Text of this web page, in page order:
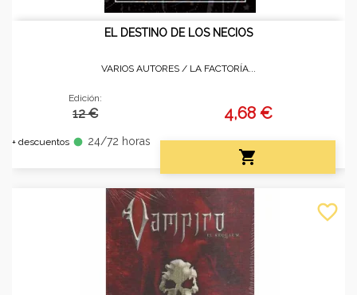
EL DESTINO DE LOS NECIOS
VARIOS AUTORES / LA FACTORÍA...
Edición:
12 €
+ descuentos fiber_manual_record 24/72 horas
4,68 €

favorite_border